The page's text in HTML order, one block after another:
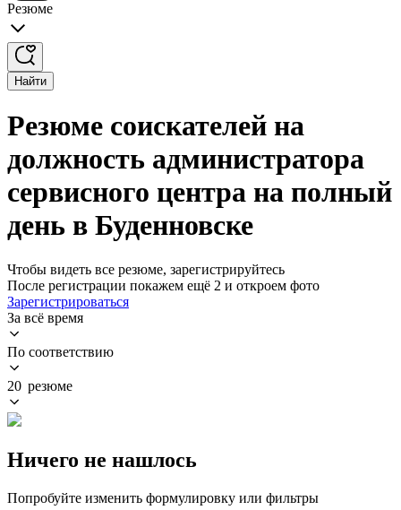
Резюме
Найти
Резюме соискателей на
должность администратора
сервисного центра на полный
день в Буденновске
Чтобы видеть все резюме, зарегистрируйтесь
После регистрации покажем ещё 2 и откроем фото
Зарегистрироваться
За всё время
По соответствию
20 резюме
Ничего не нашлось
Попробуйте изменить формулировку или фильтры